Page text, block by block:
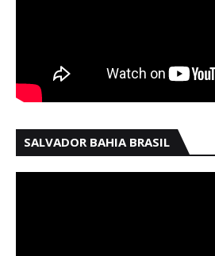
SALVADOR BAHIA BRASIL